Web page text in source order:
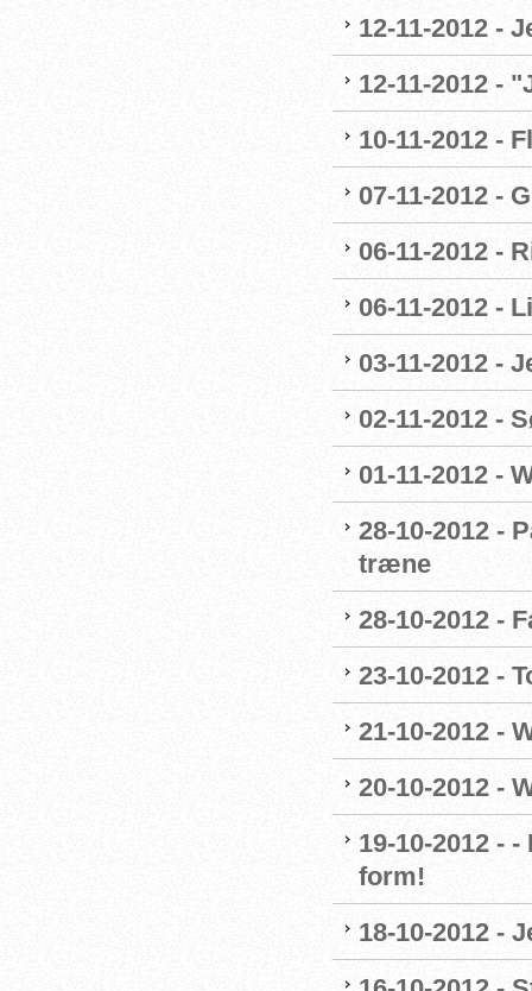
12-11-2012 -
12-11-2012 -
10-11-2012 -
07-11-2012 -
06-11-2012 -
06-11-2012 -
03-11-2012 -
02-11-2012 -
01-11-2012 -
28-10-2012 -
træne
28-10-2012 -
23-10-2012 -
21-10-2012 -
20-10-2012 -
19-10-2012 -
form!
18-10-2012 -